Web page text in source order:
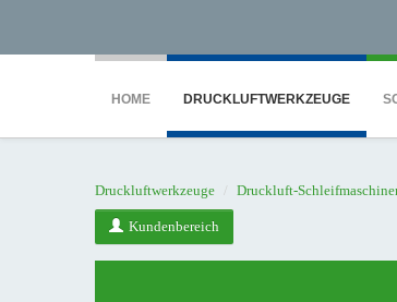
HOME DRUCKLUFTWERKZEUGE
Druckluftwerkzeuge Druckluft-
Kundenbereich